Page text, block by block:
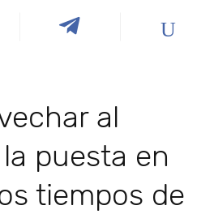
al
puesta en
tiempos de